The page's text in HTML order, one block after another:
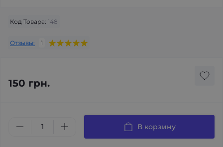
Код Товара: 148
Отзывы: 1
150 грн.
В корзину